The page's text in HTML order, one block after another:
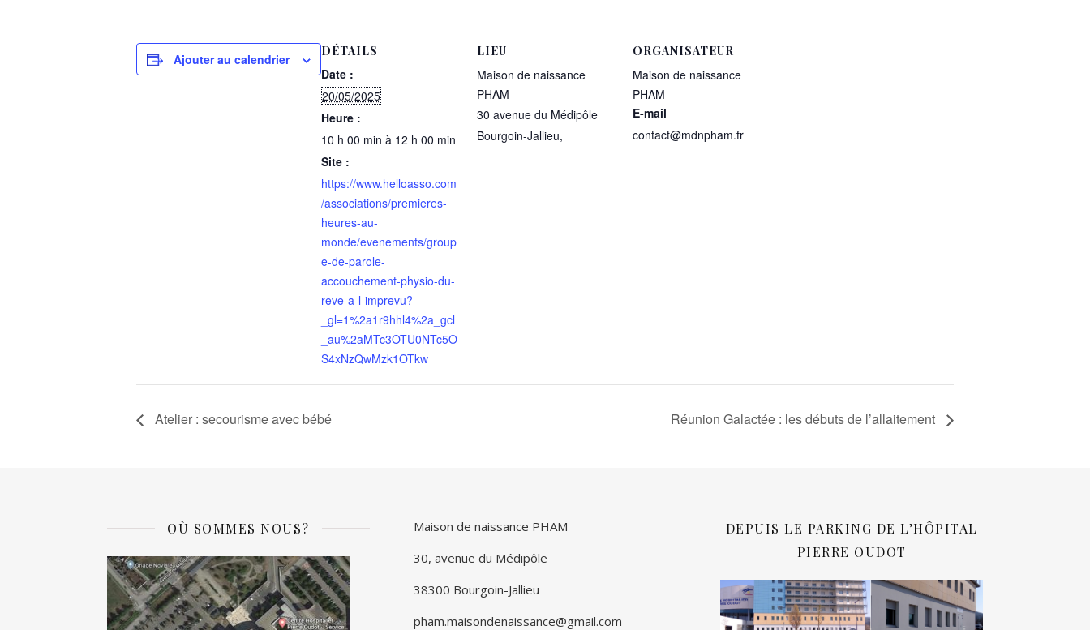
Ajouter au calendrier
DÉTAILS
Date :
20/05/2025
Heure :
10 h 00 min à 12 h 00 min
Site :
https://www.helloasso.com
/associations/premieres-
heures-au-
monde/evenements/group
e-de-parole-
accouchement-physio-du-
reve-a-l-imprevu?
_gl=1%2a1r9hhl4%2a_gcl
_au%2aMTc3OTU0NTc5O
S4xNzQwMzk1OTkw
LIEU
Maison de naissance
PHAM
30 avenue du Médipôle
Bourgoin-Jallieu,
ORGANISATEUR
Maison de naissance
PHAM
E-mail
contact@mdnpham.fr
Atelier : secourisme avec bébé Réunion Galactée : les débuts de l’allaitement
OÙ SOMMES NOUS?
Maison de naissance PHAM
30, avenue du Médipôle
38300 Bourgoin-Jallieu
pham.maisondenaissance@gmail.com
DEPUIS LE PARKING DE L’HÔPITAL
PIERRE OUDOT